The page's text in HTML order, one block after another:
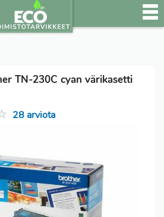
TN-230C cyan värikasetti
28 arviota